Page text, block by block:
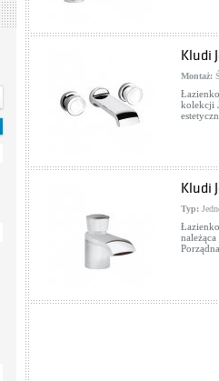
Kludi
Montaż:
kolekcji
Kludi
Typ: